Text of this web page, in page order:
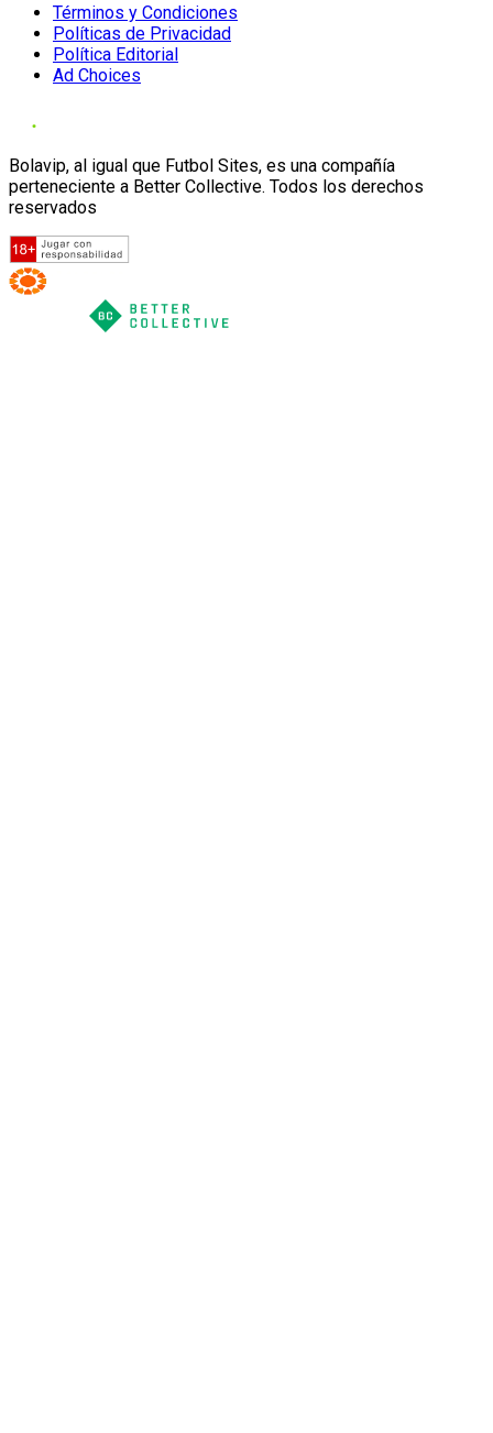
Términos y Condiciones
Políticas de Privacidad
Política Editorial
Ad Choices
Bolavip, al igual que Futbol Sites, es una compañía
perteneciente a Better Collective. Todos los derechos
reservados